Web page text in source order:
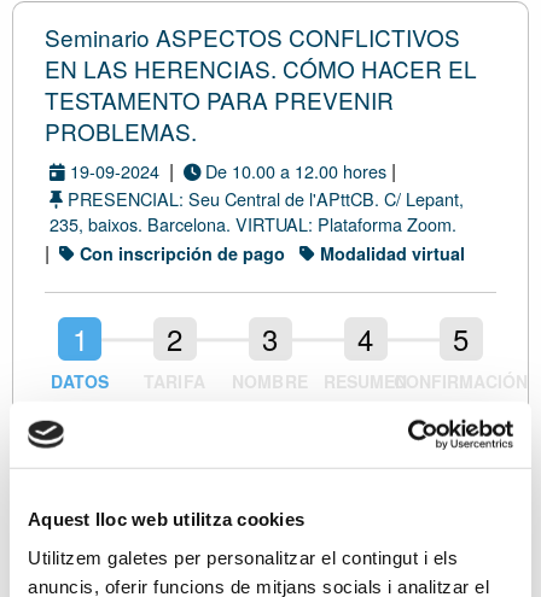
Aquest lloc web utilitza cookies
Utilitzem galetes per personalitzar el contingut i els
anuncis, oferir funcions de mitjans socials i analitzar el
Seminario ASPECTOS CONFLICTIVOS
EN LAS HERENCIAS. CÓMO HACER EL
TESTAMENTO PARA PREVENIR
PROBLEMAS.
19-09-2024 | De 10.00 a 12.00 hores |
PRESENCIAL: Seu Central de l'APttCB. C/ Lepant,
235, baixos. Barcelona. VIRTUAL: Plataforma Zoom.
| Con inscripción de pago Modalidad virtual
DATOS TARIFA
NOMBRE
RESUMENCONFIRMACIÓN
Datos de contacto
Empresa